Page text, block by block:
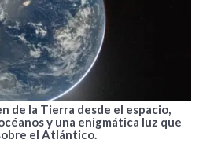
de la Tierra desde el espacio,
y una enigmática luz que
el Atlántico.